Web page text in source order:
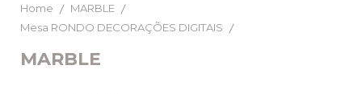
Home
MARBLE
Mesa RONDO DECORAÇÕES DIGITAIS
MARBLE